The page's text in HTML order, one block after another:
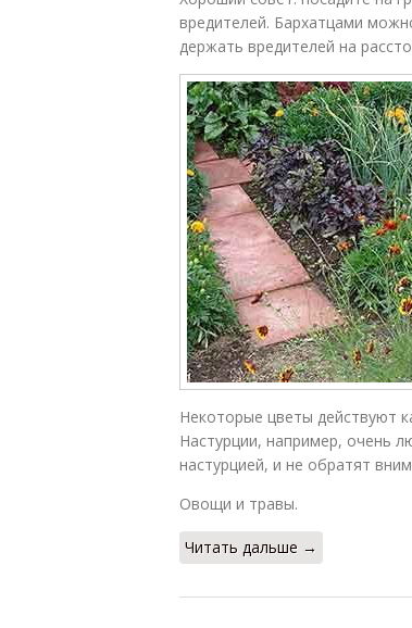
вредителей. Бархатцами
держать вредителей на
Некоторые цветы действуют
Настурции, например, очень
настурцией, и не обратят
Овощи и травы.
Читать дальше →